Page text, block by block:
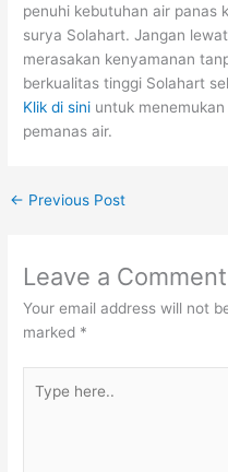
penuhi kebutuhan air panas
surya Solahart. Jangan
merasakan kenyamanan
berkualitas tinggi Solahart
Klik di sini untuk
pemanas air.
← Previous Post
Leave a Comment
Your email address will not
marked *
here..